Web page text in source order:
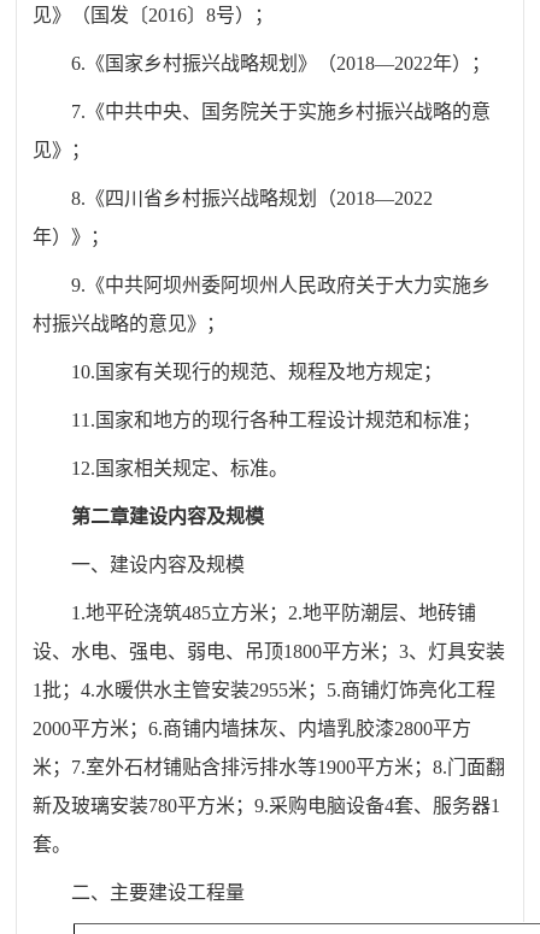
见》（国发〔2016〕8号）；
6.《国家乡村振兴战略规划》（2018—2022年）；
7.《中共中央、国务院关于实施乡村振兴战略的意
见》；
8.《四川省乡村振兴战略规划（2018—2022
年）》；
9.《中共阿坝州委阿坝州人民政府关于大力实施乡
村振兴战略的意见》；
10.国家有关现行的规范、规程及地方规定；
11.国家和地方的现行各种工程设计规范和标准；
12.国家相关规定、标准。
第二章建设内容及规模
一、建设内容及规模
1.地平砼浇筑485立方米；2.地平防潮层、地砖铺
设、水电、强电、弱电、吊顶1800平方米；3、灯具安装
1批；4.水暖供水主管安装2955米；5.商铺灯饰亮化工程
2000平方米；6.商铺内墙抹灰、内墙乳胶漆2800平方
米；7.室外石材铺贴含排污排水等1900平方米；8.门面翻
新及玻璃安装780平方米；9.采购电脑设备4套、服务器1
套。
二、主要建设工程量